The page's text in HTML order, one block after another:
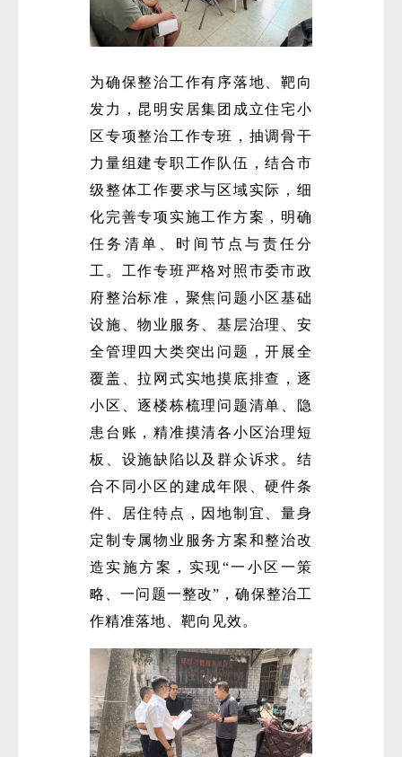
为确保整治工作有序落地、靶向
发力，昆明安居集团成立住宅小
区专项整治工作专班，抽调骨干
力量组建专职工作队伍，结合市
级整体工作要求与区域实际，细
化完善专项实施工作方案，明确
任务清单、时间节点与责任分
工。工作专班严格对照市委市政
府整治标准，聚焦问题小区基础
设施、物业服务、基层治理、安
全管理四大类突出问题，开展全
覆盖、拉网式实地摸底排查，逐
小区、逐楼栋梳理问题清单、隐
患台账，精准摸清各小区治理短
板、设施缺陷以及群众诉求。结
合不同小区的建成年限、硬件条
件、居住特点，因地制宜、量身
定制专属物业服务方案和整治改
造实施方案，实现“一小区一策
略、一问题一整改”，确保整治工
作精准落地、靶向见效。